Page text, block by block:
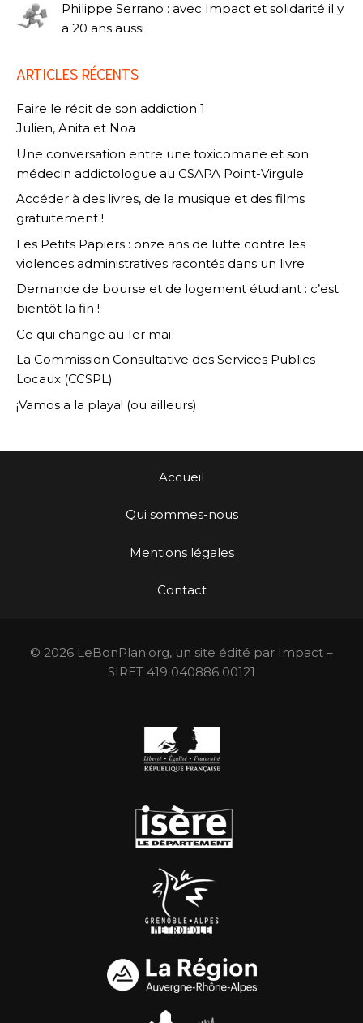
Philippe Serrano : avec Impact et solidarité il y
a 20 ans aussi
ARTICLES RÉCENTS
Faire le récit de son addiction 1
Julien, Anita et Noa
Une conversation entre une toxicomane et son
médecin addictologue au CSAPA Point-Virgule
Accéder à des livres, de la musique et des films
gratuitement !
Les Petits Papiers : onze ans de lutte contre les
violences administratives racontés dans un livre
Demande de bourse et de logement étudiant : c’est
bientôt la fin !
Ce qui change au 1er mai
La Commission Consultative des Services Publics
Locaux (CCSPL)
¡Vamos a la playa! (ou ailleurs)
Accueil
Qui sommes-nous
Mentions légales
Contact
© 2026 LeBonPlan.org, un site édité par Impact –
SIRET 419 040886 00121